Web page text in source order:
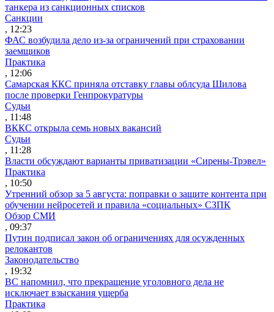
танкера из санкционных списков
Санкции
, 12:23
ФАС возбудила дело из-за ограничений при страховании
заемщиков
Практика
, 12:06
Самарская ККС приняла отставку главы облсуда Шилова
после проверки Генпрокуратуры
Судьи
, 11:48
ВККС открыла семь новых вакансий
Судьи
, 11:28
Власти обсуждают варианты приватизации «Сирены-Трэвел»
Практика
, 10:50
Утренний обзор за 5 августа: поправки о защите контента при
обучении нейросетей и правила «социальных» СЗПК
Обзор СМИ
, 09:37
Путин подписал закон об ограничениях для осужденных
релокантов
Законодательство
, 19:32
ВС напомнил, что прекращение уголовного дела не
исключает взыскания ущерба
Практика